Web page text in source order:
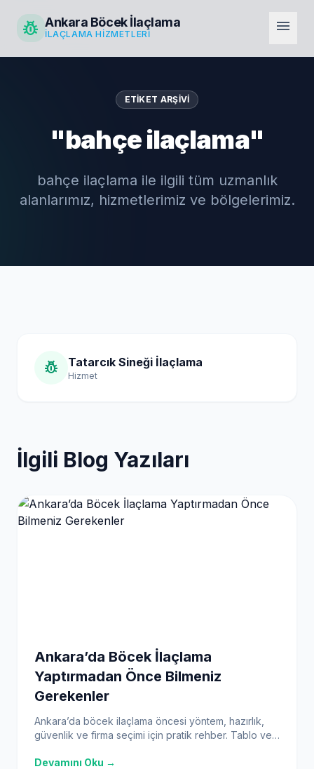
pest_control Ankara Böcek İlaçlama
İLAÇLAMA HIZMETLERI menu
ETIKET ARŞIVI
"bahçe ilaçlama"
bahçe ilaçlama ile ilgili tüm uzmanlık
alanlarımız, hizmetlerimiz ve bölgelerimiz.
pest_control Tatarcık Sineği İlaçlama
Hizmet
İlgili Blog Yazıları
Ankara’da Böcek İlaçlama
Yaptırmadan Önce Bilmeniz
Gerekenler
Ankara’da böcek ilaçlama öncesi yöntem, hazırlık,
güvenlik ve firma seçimi için pratik rehber. Tablo ve
Devamını Oku →